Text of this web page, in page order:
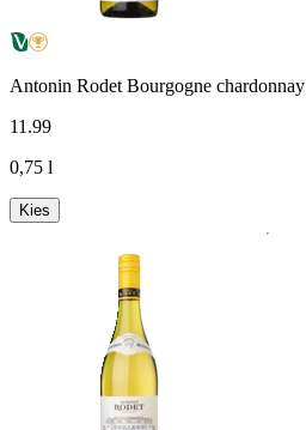
Antonin Rodet Bourgogne chardonnay
11 .99
0,75 l
Kies